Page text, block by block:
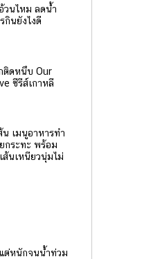
วนไหม ลดน้ำ
กินยังไงดี
ติดหนึบ Our
ซีรีส์เกาหลี
น เมนูอาหารทำ
กระทะ พร้อม
ส้นเหนียวนุ่มไม่
ต่หนักจนน้ำท่วม